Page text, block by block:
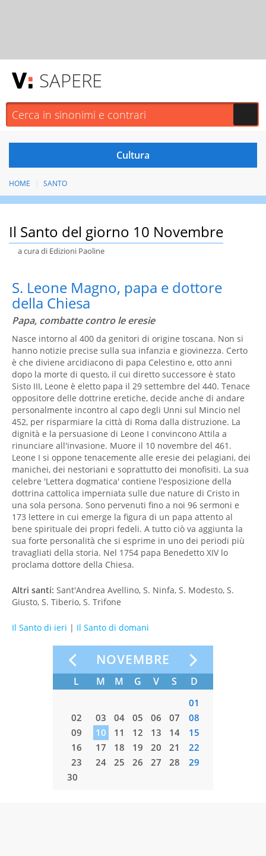
SAPERE
HOME SANTO
Il Santo del giorno 10 Novembre
a cura di Edizioni Paoline
S. Leone Magno, papa e dottore
della Chiesa
Papa, combatte contro le eresie
Nasce intorno al 400 da genitori di origine toscana. Non si
hanno notizie precise sulla sua infanzia e giovinezza. Certo
è che diviene arcidiacono di papa Celestino e, otto anni
dopo la morte di questo, il cui diretto successore è stato
Sisto III, Leone è eletto papa il 29 settembre del 440. Tenace
oppositore delle dottrine eretiche, decide anche di andare
personalmente incontro al capo degli Unni sul Mincio nel
452, per risparmiare la città di Roma dalla distruzione. La
dignità e la persuasione di Leone I convincono Attila a
rinunciare all'invasione. Muore il 10 novembre del 461.
Leone I si oppone tenacemente alle eresie dei pelagiani, dei
manichei, dei nestoriani e soprattutto dei monofisiti. La sua
celebre 'Lettera dogmatica' contiene l'esposizione della
dottrina cattolica imperniata sulle due nature di Cristo in
una sola persona. Sono pervenuti fino a noi 96 sermoni e
173 lettere in cui emerge la figura di un papa attento al
bene spirituale dei propri fedeli. A tutto ciò va aggiunta la
sua forte personalità che si esprime in uno dei periodi più
travagliati della storia. Nel 1754 papa Benedetto XIV lo
proclama dottore della Chiesa.
Altri santi: Sant'Andrea Avellino, S. Ninfa, S. Modesto, S.
Giusto, S. Tiberio, S. Trifone
Il Santo di ieri | Il Santo di domani
NOVEMBRE
L M M G V S D
01
02
03 04 05 06 07
08
09
10 11 12 13 14
15
16
17 18 19 20 21
22
23
24 25 26 27 28
29
30